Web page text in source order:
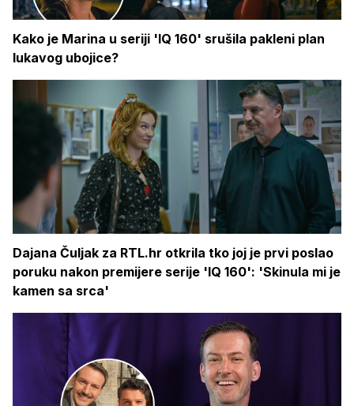
Kako je Marina u seriji 'IQ 160' srušila pakleni plan
lukavog ubojice?
Dajana Čuljak za RTL.hr otkrila tko joj je prvi poslao
poruku nakon premijere serije 'IQ 160': 'Skinula mi je
kamen sa srca'